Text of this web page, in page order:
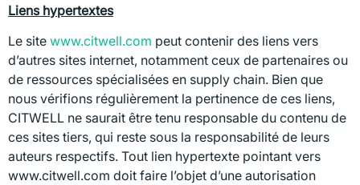
Liens hypertextes
Le site www.citwell.com peut contenir des liens vers
d’autres sites internet, notamment ceux de partenaires ou
de ressources spécialisées en supply chain. Bien que
nous vérifions régulièrement la pertinence de ces liens,
CITWELL ne saurait être tenu responsable du contenu de
ces sites tiers, qui reste sous la responsabilité de leurs
auteurs respectifs. Tout lien hypertexte pointant vers
www.citwell.com doit faire l’objet d’une autorisation